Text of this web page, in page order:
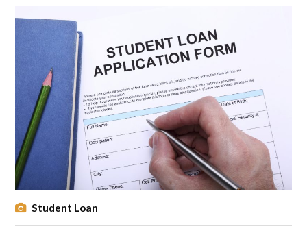
Student Loan